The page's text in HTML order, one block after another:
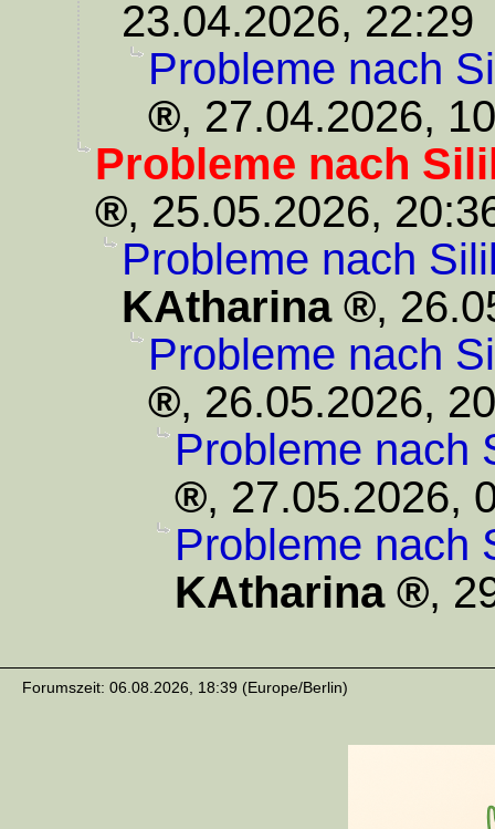
23.04.2026, 22:29
Probleme nach
, 27.04.2026,
Probleme nach
, 25.05.2026,
Probleme nach
KAtharina
,
Probleme nach
, 26.05.2026,
Probleme nach
, 27.05.2026,
Probleme nach
KAtharina
,
Forumszeit: 06.08.2026, 18:39 (Europe/Berlin)